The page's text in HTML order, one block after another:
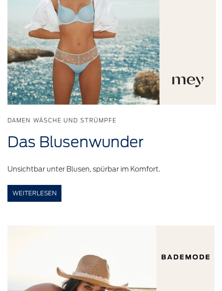
DAMEN WÄSCHE UND STRÜMPFE
Das Blusenwunder
Unsichtbar unter Blusen, spürbar im Komfort.
WEITERLESEN